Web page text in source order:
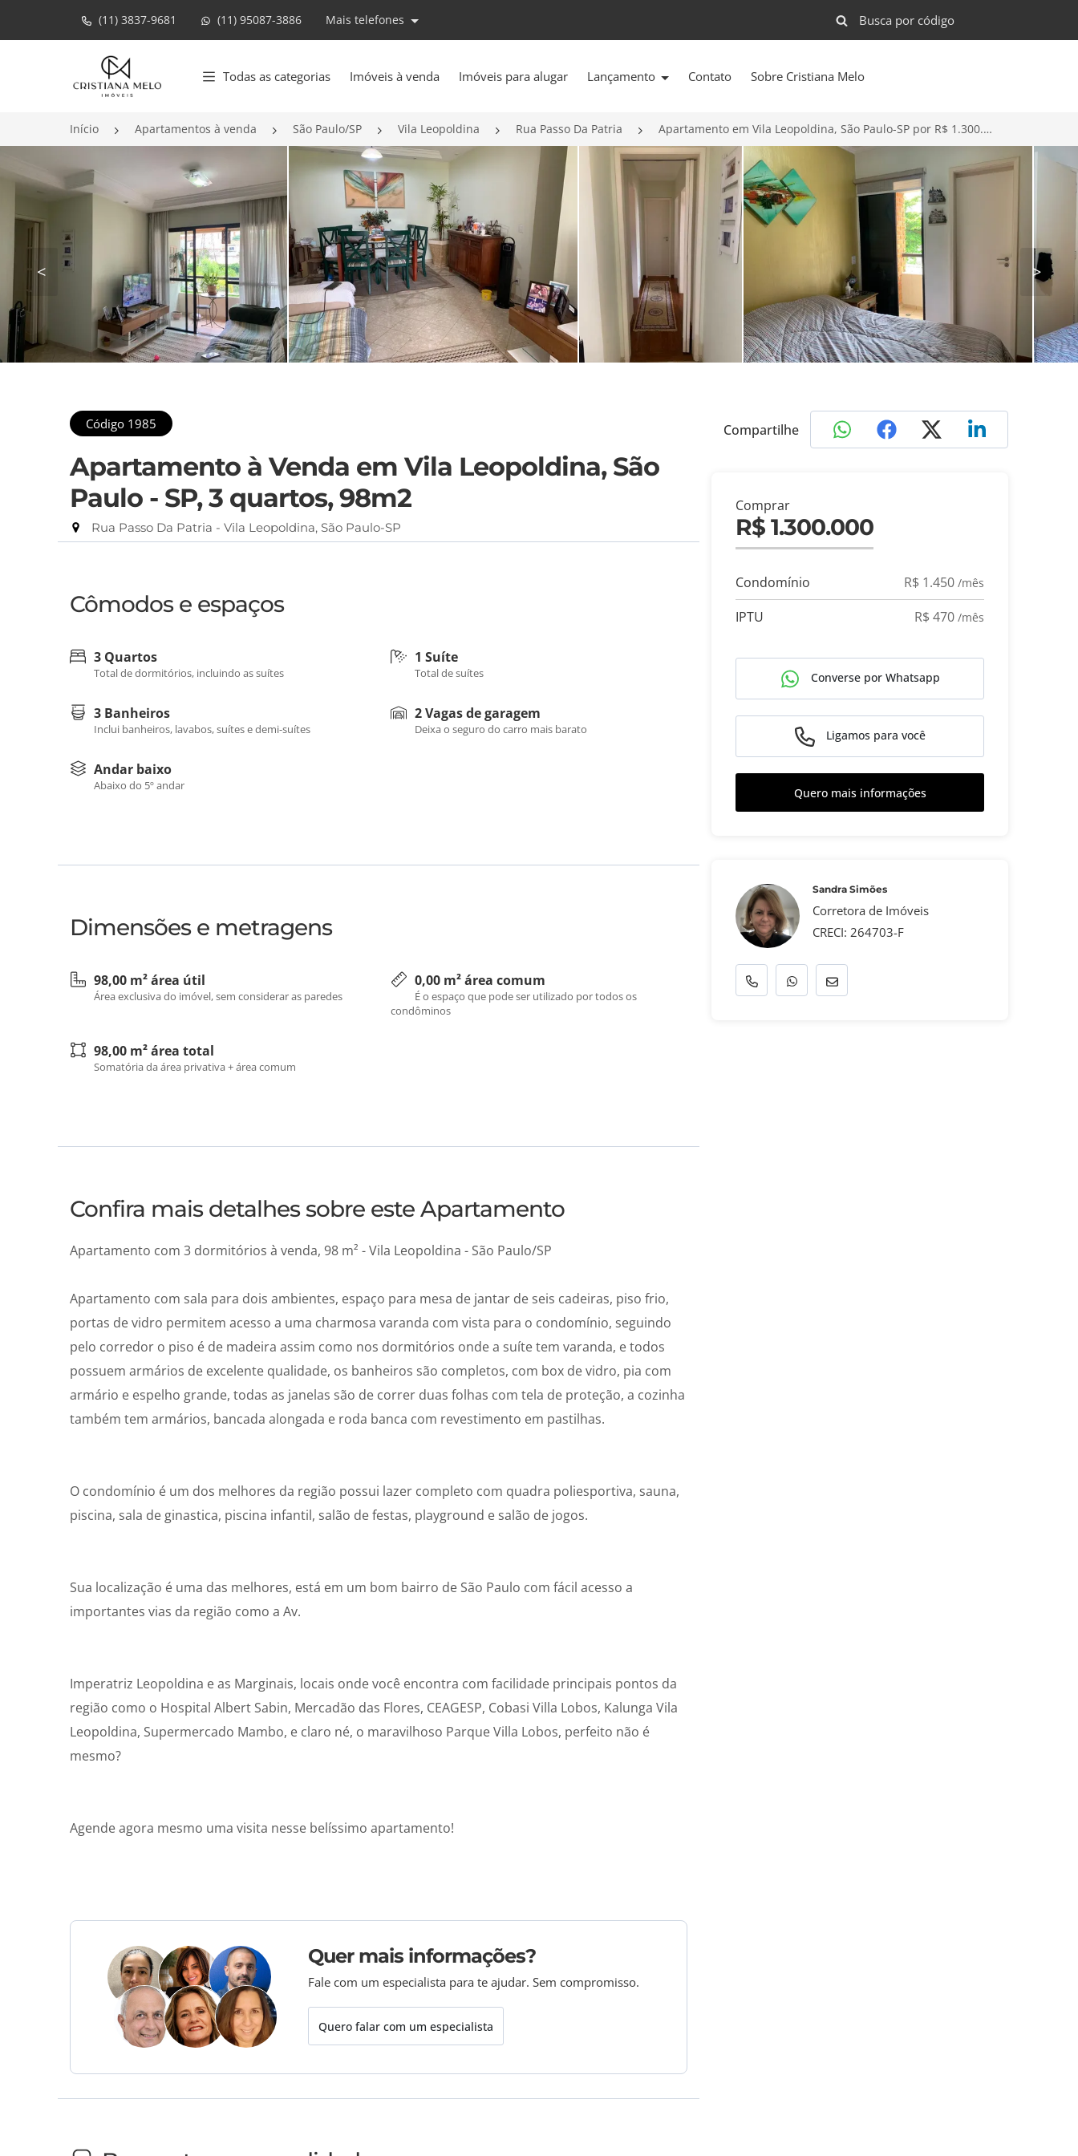
(11) 3837-9681 (11) 95087-3886 Mais telefones
Página inicial
Todas as categorias Imóveis à venda Imóveis para alugar Lançamento Contato Sobre Cristiana Melo
Início Apartamentos à venda São Paulo/SP Vila Leopoldina Rua Passo Da Patria Apartamento em Vila Leopoldina, São Paulo-SP por R$ 1.300.000
< >
Código 1985
Apartamento à Venda em Vila Leopoldina, São
Paulo - SP, 3 quartos, 98m2
Rua Passo Da Patria - Vila Leopoldina, São Paulo-SP
Cômodos e espaços
3 Quartos
Total de dormitórios, incluindo as suítes
1 Suíte
Total de suítes
3 Banheiros
Inclui banheiros, lavabos, suítes e demi-suítes
2 Vagas de garagem
Deixa o seguro do carro mais barato
Andar baixo
Abaixo do 5º andar
Dimensões e metragens
98,00 m² área útil
Área exclusiva do imóvel, sem considerar as paredes
0,00 m² área comum
É o espaço que pode ser utilizado por todos os
condôminos
98,00 m² área total
Somatória da área privativa + área comum
Confira mais detalhes sobre este Apartamento
Apartamento com 3 dormitórios à venda, 98 m² - Vila Leopoldina - São Paulo/SP
Apartamento com sala para dois ambientes, espaço para mesa de jantar de seis cadeiras, piso frio,
portas de vidro permitem acesso a uma charmosa varanda com vista para o condomínio, seguindo
pelo corredor o piso é de madeira assim como nos dormitórios onde a suíte tem varanda, e todos
possuem armários de excelente qualidade, os banheiros são completos, com box de vidro, pia com
armário e espelho grande, todas as janelas são de correr duas folhas com tela de proteção, a cozinha
também tem armários, bancada alongada e roda banca com revestimento em pastilhas.
O condomínio é um dos melhores da região possui lazer completo com quadra poliesportiva, sauna,
piscina, sala de ginastica, piscina infantil, salão de festas, playground e salão de jogos.
Sua localização é uma das melhores, está em um bom bairro de São Paulo com fácil acesso a
importantes vias da região como a Av.
Imperatriz Leopoldina e as Marginais, locais onde você encontra com facilidade principais pontos da
região como o Hospital Albert Sabin, Mercadão das Flores, CEAGESP, Cobasi Villa Lobos, Kalunga Vila
Leopoldina, Supermercado Mambo, e claro né, o maravilhoso Parque Villa Lobos, perfeito não é
mesmo?
Agende agora mesmo uma visita nesse belíssimo apartamento!
Quer mais informações?
Fale com um especialista para te ajudar. Sem compromisso.
Quero falar com um especialista
Compartilhe
Comprar
R$ 1.300.000
Condomínio R$ 1.450 /mês
IPTU R$ 470 /mês
Converse por Whatsapp
Ligamos para você
Quero mais informações
Sandra Simões
Corretora de Imóveis
CRECI: 264703-F